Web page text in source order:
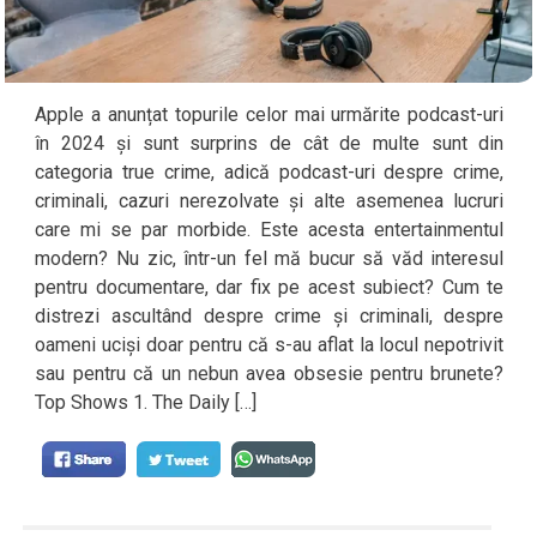
Apple a anunțat topurile celor mai urmărite podcast-uri
în 2024 și sunt surprins de cât de multe sunt din
categoria true crime, adică podcast-uri despre crime,
criminali, cazuri nerezolvate și alte asemenea lucruri
care mi se par morbide. Este acesta entertainmentul
modern? Nu zic, într-un fel mă bucur să văd interesul
pentru documentare, dar fix pe acest subiect? Cum te
distrezi ascultând despre crime și criminali, despre
oameni uciși doar pentru că s-au aflat la locul nepotrivit
sau pentru că un nebun avea obsesie pentru brunete?
Top Shows 1. The Daily […]